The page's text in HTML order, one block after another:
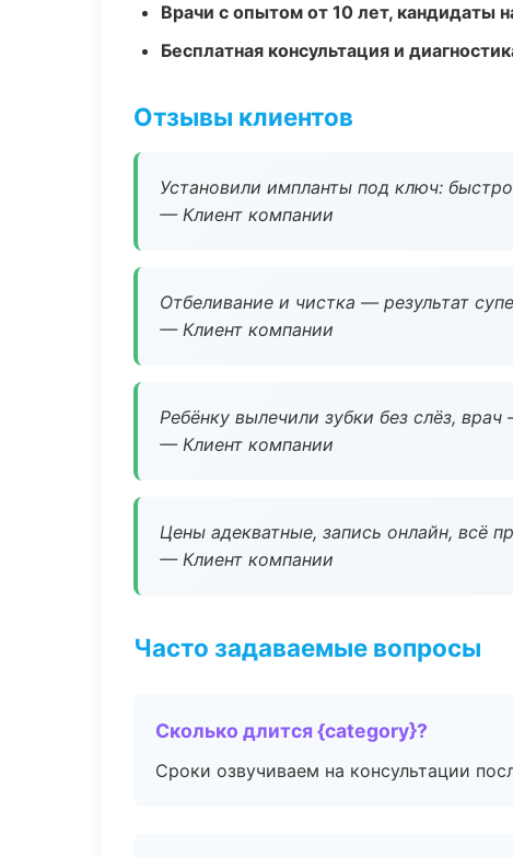
Врачи с опытом от 10 лет, кандидаты
Бесплатная консультация и
Отзывы клиентов
Установили импланты под ключ:
— Клиент компании
Отбеливание и чистка — результат
— Клиент компании
Ребёнку вылечили зубки без слёз,
— Клиент компании
Цены адекватные, запись онлайн, всё
— Клиент компании
Часто задаваемые вопросы
Сколько длится {category}?
Сроки озвучиваем на консультации